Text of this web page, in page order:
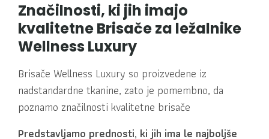
Značilnosti, ki jih imajo
kvalitetne Brisače za ležalnike
Wellness Luxury
Brisače Wellness Luxury so proizvedene iz
nadstandardne tkanine, zato je pomembno, da
poznamo značilnosti kvalitetne brisače
Predstavljamo prednosti, ki jih ima le najboljše